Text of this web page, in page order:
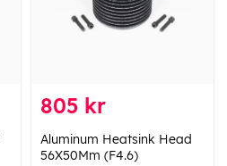
805 kr
Aluminum Heatsink Head
56X50Mm (F4.6)